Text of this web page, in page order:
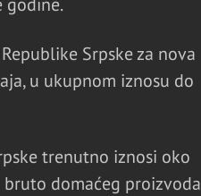
Srpske za nova
u ukupnom iznosu do
trenutno iznosi oko
domaćeg proizvoda